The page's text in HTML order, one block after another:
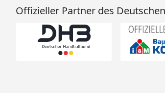
Offizieller Partner des